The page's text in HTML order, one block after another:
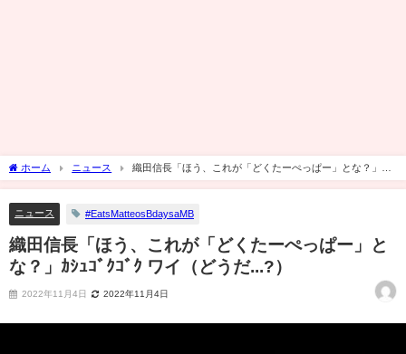
ホーム ニュース
織田信長「ほう、これが「どくたーぺっぱー」とな？」ｶｼ
ｭｺﾞｸｺﾞｸ ワイ（どうだ...?）
ニュース #EatsMatteosBdaysaMB
織田信長「ほう、これが「どくたーぺっぱー」と
な？」ｶｼｭｺﾞｸｺﾞｸ ワイ（どうだ...?）
2022年11月4日 2022年11月4日